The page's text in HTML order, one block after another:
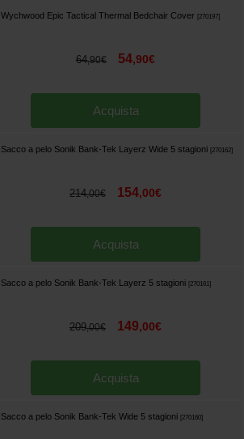
Wychwood Epic Tactical Thermal Bedchair Cover [270197]
64,90€ 54,90€
Acquista
Sacco a pelo Sonik Bank-Tek Layerz Wide 5 stagioni [270162]
214,00€ 154,00€
Acquista
Sacco a pelo Sonik Bank-Tek Layerz 5 stagioni [270161]
209,00€ 149,00€
Acquista
Sacco a pelo Sonik Bank-Tek Wide 5 stagioni [270160]